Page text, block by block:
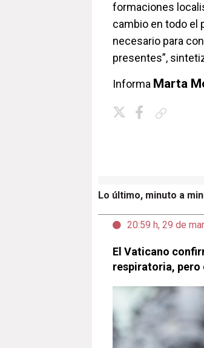
formaciones
cambio en todo el
necesario para
presentes”,
Informa Marta
Lo último, minuto a
20:59 h, 29 de
El Vaticano
respiratoria, pero